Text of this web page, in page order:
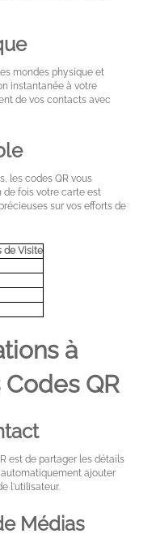
mondes physique et
instantanée à votre
de vos contacts avec
les codes QR vous
fois votre carte est
sur vos efforts de
de Visite
à
QR
est de partager les détails
ajouter
l'utilisateur.
Médias